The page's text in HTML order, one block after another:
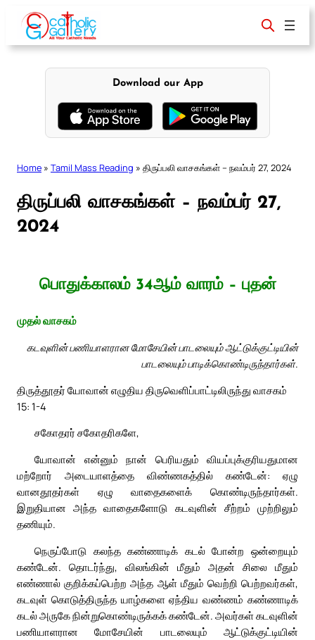
content
Download our App
Home » Tamil Mass Reading » திருப்பலி வாசகங்கள் – நவம்பர் 27, 2024
திருப்பலி வாசகங்கள் – நவம்பர் 27,
2024
பொதுக்காலம் 34ஆம் வாரம் – புதன்
முதல் வாசகம்
கடவுளின் பணியாளரான மோசேயின் பாடலையும் ஆட்டுக்குட்டியின்
பாடலையும் பாடிக்கொண்டிருந்தார்கள்.
திருத்தூதர் யோவான் எழுதிய திருவெளிப்பாட்டிலிருந்து வாசகம்
15: 1-4
சகோதரர் சகோதரிகளே,
யோவான் என்னும் நான் பெரியதும் வியப்புக்குரியதுமான
மற்றோர் அடையாளத்தை விண்ணகத்தில் கண்டேன்: ஏழு
வானதூதர்கள் ஏழு வாதைகளைக் கொண்டிருந்தார்கள்.
இறுதியான அந்த வாதைகளோடு கடவுளின் சீற்றம் முற்றிலும்
தணியும்.
நெருப்போடு கலந்த கண்ணாடிக் கடல் போன்ற ஒன்றையும்
கண்டேன். தொடர்ந்து, விலங்கின் மீதும் அதன் சிலை மீதும்
எண்ணால் குறிக்கப்பெற்ற அந்த ஆள் மீதும் வெற்றி பெற்றவர்கள்,
கடவுள் கொடுத்திருந்த யாழ்களை ஏந்திய வண்ணம் கண்ணாடிக்
கடல் அருகே நின்றுகொண்டிருக்கக் கண்டேன். அவர்கள் கடவுளின்
பணியாளரான மோசேயின் பாடலையும் ஆட்டுக்குட்டியின்